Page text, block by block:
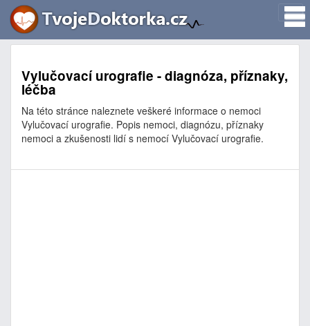
Vylučovací urografie - diagnóza, příznaky,
léčba
Na této stránce naleznete veškeré informace o nemoci
Vylučovací urografie. Popis nemoci, diagnózu, příznaky
nemoci a zkušenosti lidí s nemocí Vylučovací urografie.